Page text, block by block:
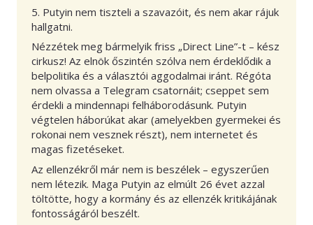
5. Putyin nem tiszteli a szavazóit, és nem akar rájuk
hallgatni.
Nézzétek meg bármelyik friss „Direct Line”-t – kész
cirkusz! Az elnök őszintén szólva nem érdeklődik a
belpolitika és a választói aggodalmai iránt. Régóta
nem olvassa a Telegram csatornáit; cseppet sem
érdekli a mindennapi felháborodásunk. Putyin
végtelen háborúkat akar (amelyekben gyermekei és
rokonai nem vesznek részt), nem internetet és
magas fizetéseket.
Az ellenzékről már nem is beszélek – egyszerűen
nem létezik. Maga Putyin az elmúlt 26 évet azzal
töltötte, hogy a kormány és az ellenzék kritikájának
fontosságáról beszélt.